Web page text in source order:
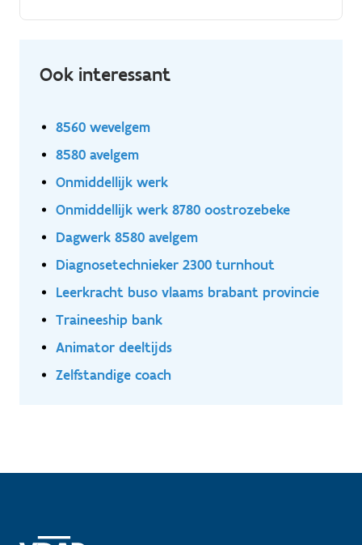
maaltijdcheques van €7,20 / dag We zoeken
operatoren die in 2 ploegen kunnen werken.
Ook interessant
8560 wevelgem
8580 avelgem
Onmiddellijk werk
Onmiddellijk werk 8780 oostrozebeke
Dagwerk 8580 avelgem
Diagnosetechnieker 2300 turnhout
Leerkracht buso vlaams brabant provincie
Traineeship bank
Animator deeltijds
Zelfstandige coach